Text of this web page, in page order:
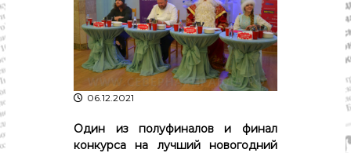
р
а
в
д
а
К
о
с
т
р
о
и
К
06.12.2021
Один из полуфиналов и финал
конкурса на лучший новогодний